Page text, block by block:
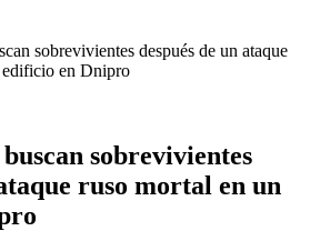
sobrevivientes después de un ataque
en Dnipro
sobrevivientes
ruso mortal en un